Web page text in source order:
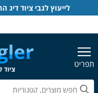
תפריט
לייעוץ לגבי ציוד